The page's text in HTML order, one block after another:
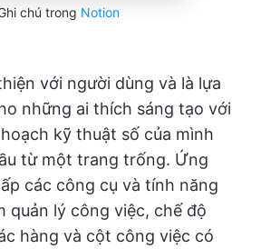
chú trong Notion
với người dùng và là lựa
những ai thích sáng tạo với
kỹ thuật số của mình
từ một trang trống. Ứng
các công cụ và tính năng
quản lý công việc, chế độ
hàng và cột công việc có